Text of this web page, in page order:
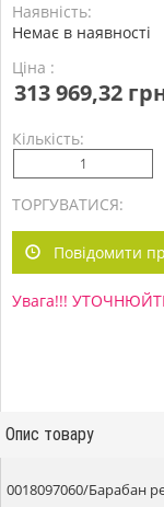
Наявність:
Немає в наявності
Ціна :
313 969,32
Кількість:
ТОРГУВАТИСЯ:
Повідомити
Увага!!!
Опис товару
0018097060/Барабан